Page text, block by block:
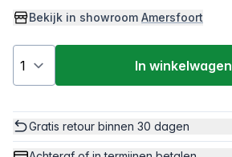
Bekijk in showroom Amersfoort
In winkelwagen
Gratis retour binnen 30 dagen